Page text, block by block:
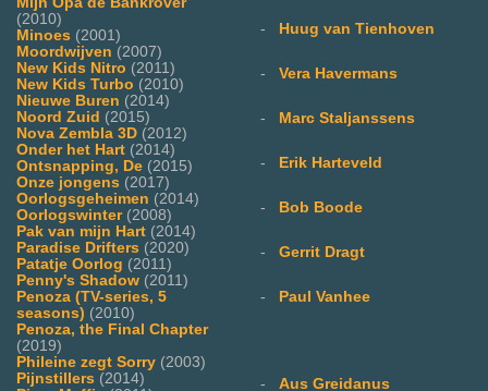
(2010)
Minoes (2001)
Moordwijven (2007)
New Kids Nitro (2011)
New Kids Turbo (2010)
Nieuwe Buren (2014)
Noord Zuid (2015)
Nova Zembla 3D (2012)
Onder het Hart (2014)
Ontsnapping, De (2015)
Onze jongens (2017)
Oorlogsgeheimen (2014)
Oorlogswinter(2008)
Pak van mijn Hart (2014)
Paradise Drifters (2020)
Patatje Oorlog (2011)
Penny's Shadow (2011)
Penoza (TV-series, 5
seasons) (2010)
Penoza, the Final Chapter
(2019)
Phileine zegt Sorry (2003)
Pijnstillers (2014)
- Huug van Tienhoven
- Vera Havermans
- Marc Staljanssens
- Erik Harteveld
- Bob Boode
- Gerrit Dragt
- Paul Vanhee
- Aus Greidanus